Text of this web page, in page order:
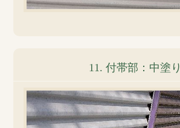
11. 付帯部：中塗り